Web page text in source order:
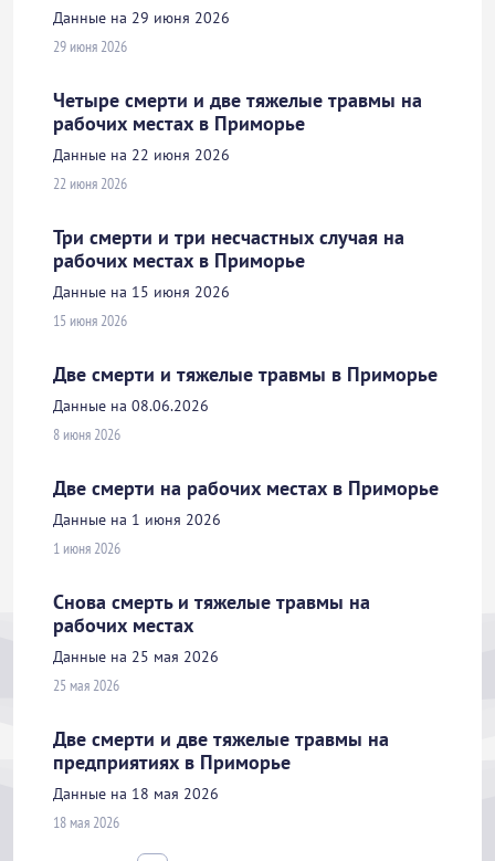
Данные на 29 июня 2026
29 июня 2026
Четыре смерти и две тяжелые травмы на
рабочих местах в Приморье
Данные на 22 июня 2026
22 июня 2026
Три смерти и три несчастных случая на
рабочих местах в Приморье
Данные на 15 июня 2026
15 июня 2026
Две смерти и тяжелые травмы в Приморье
Данные на 08.06.2026
8 июня 2026
Две смерти на рабочих местах в Приморье
Данные на 1 июня 2026
1 июня 2026
Снова смерть и тяжелые травмы на
рабочих местах
Данные на 25 мая 2026
25 мая 2026
Две смерти и две тяжелые травмы на
предприятиях в Приморье
Данные на 18 мая 2026
18 мая 2026